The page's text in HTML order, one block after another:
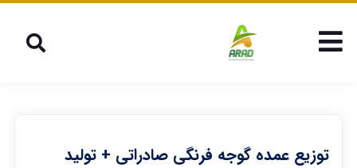
توزیع عمده گوجه فرنگی صادراتی + تولید